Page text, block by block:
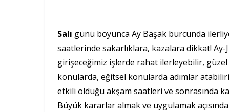
Salı günü boyunca Ay Başak burcunda
saatlerinde sakarlıklara, kazalara dikkat!
girişeceğimiz işlerde rahat ilerleyebilir,
konularda, eğitsel konularda adımlar
etkili olduğu akşam saatleri ve sonrasında
Büyük kararlar almak ve uygulamak